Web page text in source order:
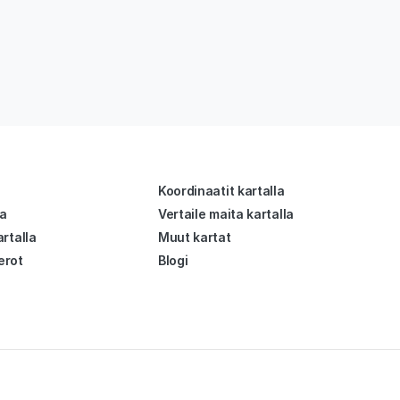
Koordinaatit kartalla
Vertaile maita kartalla
Muut kartat
Blogi